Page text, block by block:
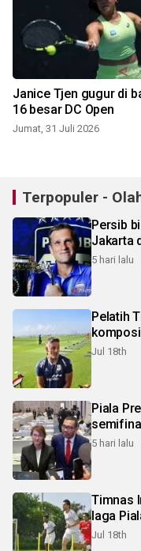
Janice Tjen gugur di
16 besar DC Open
Jumat, 31 Juli 2026
Terpopuler -
Persib
Jakarta
5 hari lalu
Pelatih
Jul 18th
Piala
5 hari lalu
Timnas
laga
Jul 18th